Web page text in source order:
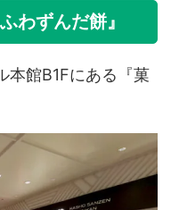
わずんだ餅』
本館B1Fにある『菓